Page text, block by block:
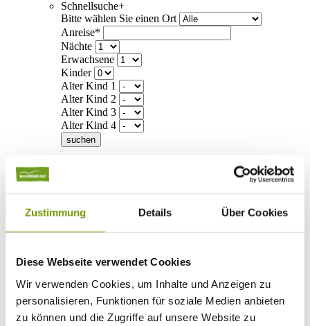
Zustimmung Details Über Cookies
Diese Webseite verwendet Cookies
Wir verwenden Cookies, um Inhalte und Anzeigen zu
personalisieren, Funktionen für soziale Medien anbieten
zu können und die Zugriffe auf unsere Website zu
Schnellsuche+
Bitte wählen Sie einen Ort
Anreise*
Nächte
Erwachsene
Kinder
Alter Kind 1
Alter Kind 2
Alter Kind 3
Alter Kind 4
suchen
Gästekarte
Datenschutzerklärung IRS18
AGB
Veranstaltungen+
Veranstaltungskalender